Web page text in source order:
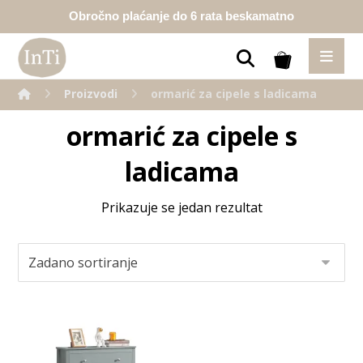
Obročno plaćanje do 6 rata beskamatno
Proizvodi ormarić za cipele s ladicama
ormarić za cipele s
ladicama
Prikazuje se jedan rezultat